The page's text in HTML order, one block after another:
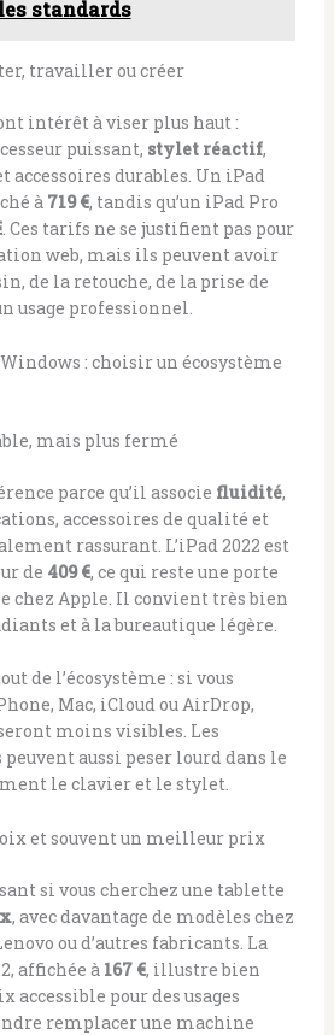
standards
travailler ou créer
intérêt à viser plus haut :
puissant, stylet réactif,
accessoires durables. Un iPad
à 719 €, tandis qu’un iPad Pro
. Ces tarifs ne se justifient pas pour
web, mais ils peuvent avoir
de la retouche, de la prise de
usage professionnel.
: choisir un écosystème
mais plus fermé
parce qu’il associe fluidité,
accessoires de qualité et
rassurant. L’iPad 2022 est
de 409 €, ce qui reste une porte
chez Apple. Il convient très bien
et à la bureautique légère.
de l’écosystème : si vous
Mac, iCloud ou AirDrop,
moins visibles. Les
aussi peser lourd dans le
le clavier et le stylet.
et souvent un meilleur prix
si vous cherchez une tablette
, avec davantage de modèles chez
ou d’autres fabricants. La
affichée à 167 €, illustre bien
accessible pour des usages
remplacer une machine